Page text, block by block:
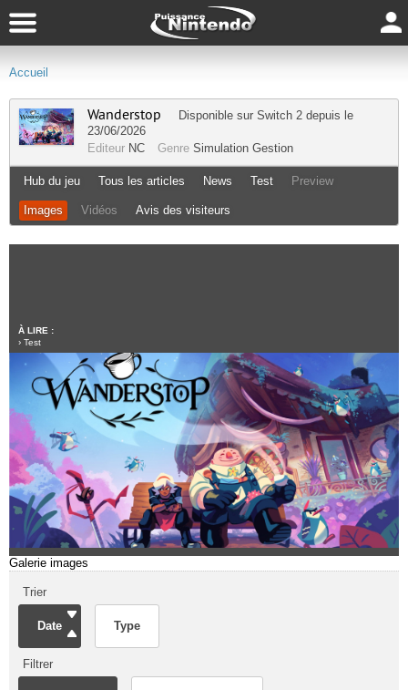
Accueil
Wanderstop Disponible sur Switch 2 depuis le
23/06/2026
Editeur NC Genre Simulation Gestion
Hub du jeu Tous les articles News Test Preview
Images Vidéos Avis des visiteurs
À LIRE :
› Test
Galerie images
Trier
Date Type
Filtrer